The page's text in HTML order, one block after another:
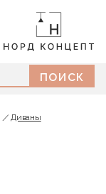
Диваны